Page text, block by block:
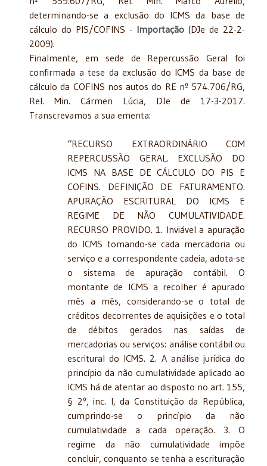
determinando-se a exclusão do ICMS da base de
cálculo do PIS/COFINS - Importação (DJe de 22-2-
2009).
Finalmente, em sede de Repercussão Geral foi
confirmada a tese da exclusão do ICMS da base de
cálculo da COFINS nos autos do RE nº 574.706/RG,
Rel. Min. Cármen Lúcia, DJe de 17-3-2017.
Transcrevamos a sua ementa:
“RECURSO EXTRAORDINÁRIO COM
REPERCUSSÃO GERAL. EXCLUSÃO DO
ICMS NA BASE DE CÁLCULO DO PIS E
COFINS. DEFINIÇÃO DE FATURAMENTO.
APURAÇÃO ESCRITURAL DO ICMS E
REGIME DE NÃO CUMULATIVIDADE.
RECURSO PROVIDO. 1. Inviável a apuração
do ICMS tomando-se cada mercadoria ou
serviço e a correspondente cadeia, adota-se
o sistema de apuração contábil. O
montante de ICMS a recolher é apurado
mês a mês, considerando-se o total de
créditos decorrentes de aquisições e o total
de débitos gerados nas saídas de
mercadorias ou serviços: análise contábil ou
escritural do ICMS. 2. A análise jurídica do
princípio da não cumulatividade aplicado ao
ICMS há de atentar ao disposto no art. 155,
§ 2º, inc. I, da Constituição da República,
cumprindo-se o princípio da não
cumulatividade a cada operação. 3. O
regime da não cumulatividade impõe
concluir, conquanto se tenha a escrituração